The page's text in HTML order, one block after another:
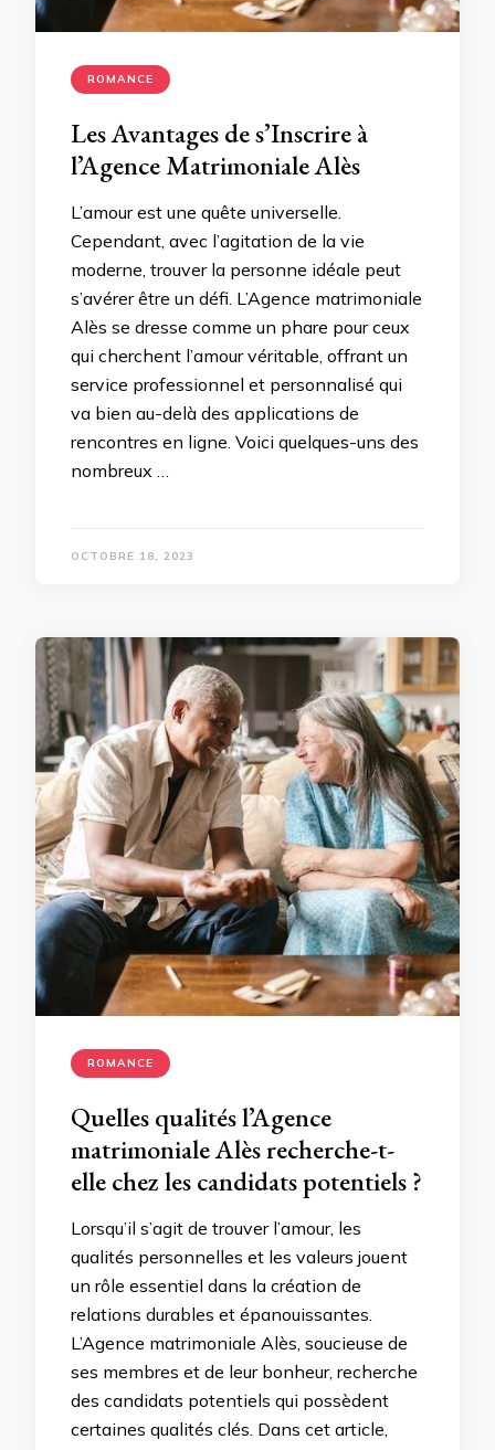
ROMANCE
Les Avantages de s’Inscrire à
l’Agence Matrimoniale Alès
L’amour est une quête universelle.
Cependant, avec l’agitation de la vie
moderne, trouver la personne idéale peut
s’avérer être un défi. L’Agence matrimoniale
Alès se dresse comme un phare pour ceux
qui cherchent l’amour véritable, offrant un
service professionnel et personnalisé qui
va bien au-delà des applications de
rencontres en ligne. Voici quelques-uns des
nombreux …
OCTOBRE 18, 2023
ROMANCE
Quelles qualités l’Agence
matrimoniale Alès recherche-t-
elle chez les candidats potentiels ?
Lorsqu’il s’agit de trouver l’amour, les
qualités personnelles et les valeurs jouent
un rôle essentiel dans la création de
relations durables et épanouissantes.
L’Agence matrimoniale Alès, soucieuse de
ses membres et de leur bonheur, recherche
des candidats potentiels qui possèdent
certaines qualités clés. Dans cet article,